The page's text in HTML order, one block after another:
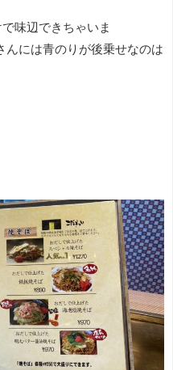
味辺できちゃいま
は青のりが後乗せなのは